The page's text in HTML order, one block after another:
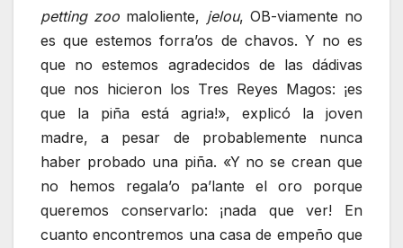
petting zoo maloliente, jelou, OB-viamente no
es que estemos forra’os de chavos. Y no es
que no estemos agradecidos de las dádivas
que nos hicieron los Tres Reyes Magos: ¡es
que la piña está agria!», explicó la joven
madre, a pesar de probablemente nunca
haber probado una piña. «Y no se crean que
no hemos regala’o pa’lante el oro porque
queremos conservarlo: ¡nada que ver! En
cuanto encontremos una casa de empeño que